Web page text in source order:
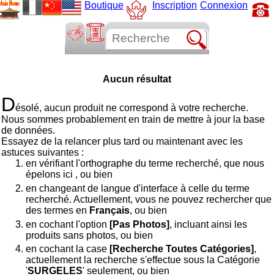
Boutique Inscription Connexion
Aucun résultat
Désolé, aucun produit ne correspond à votre recherche.
Nous sommes probablement en train de mettre à jour la base
de données.
Essayez de la relancer plus tard ou maintenant avec les
astuces suivantes :
en vérifiant l'orthographe du terme recherché, que nous
épelons ici , ou bien
en changeant de langue d'interface à celle du terme
recherché. Actuellement, vous ne pouvez rechercher que
des termes en Français, ou bien
en cochant l'option [Pas Photos], incluant ainsi les
produits sans photos, ou bien
en cochant la case [Recherche Toutes Catégories],
actuellement la recherche s'effectue sous la Catégorie
'SURGELES' seulement, ou bien